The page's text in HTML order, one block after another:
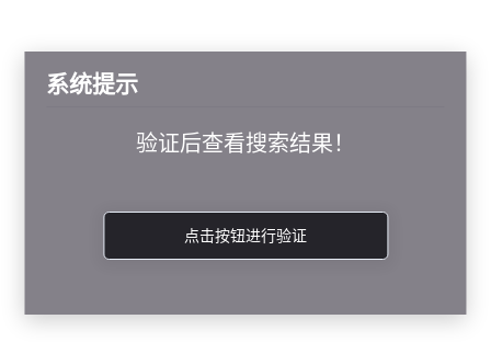
系统提示
验证后查看搜索结果！
点击按钮进行验证